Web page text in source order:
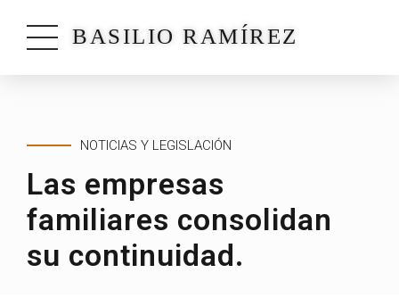
BASILIO RAMÍREZ
NOTICIAS Y LEGISLACIÓN
Las empresas
familiares consolidan
su continuidad.